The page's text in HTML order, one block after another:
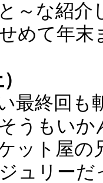
～な紹
めて年末
最終回も
うもい
ット屋
ュリーだ